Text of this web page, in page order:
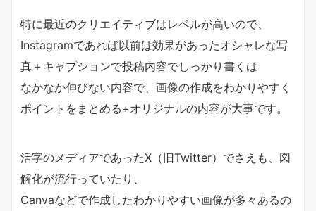
特に最近のクリエイティブはレベルが高いので、
Instagramであれば以前は効果があったオシャレな写
真＋ キャプションで投稿内容でしっかり書くは
なかなか伸びない内容で、 画像の作成をわかりやすく
ポイントをまとめる+オリジナルの内容が大事です。
活字のメディアであったX（旧Twitter）でさえも、 図
解化が流行っていたり、
Canvaなどで作成したわかりやすい画像が多々あるの